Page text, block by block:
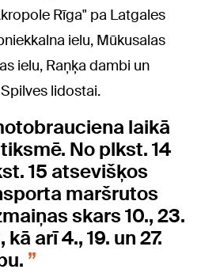
Rīga" pa Latgales
ielu, Mūkusalas
ielu, Raņķa dambi un
lidostai.
laikā
No plkst. 14
15 atsevišķos
maršrutos
skars 10., 23.
arī 4., 19. un 27.